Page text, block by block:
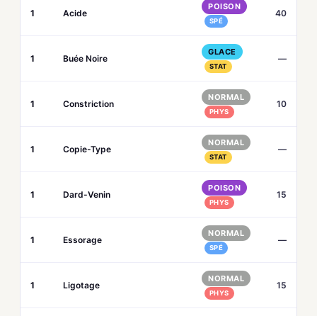
1 Acide
POISON
SPÉ
40
1 Buée Noire
GLACE
STAT
—
1 Constriction
NORMAL
PHYS
10
1 Copie-Type
NORMAL
STAT
—
1 Dard-Venin
POISON
PHYS
15
1 Essorage
NORMAL
SPÉ
—
1 Ligotage
NORMAL
PHYS
15